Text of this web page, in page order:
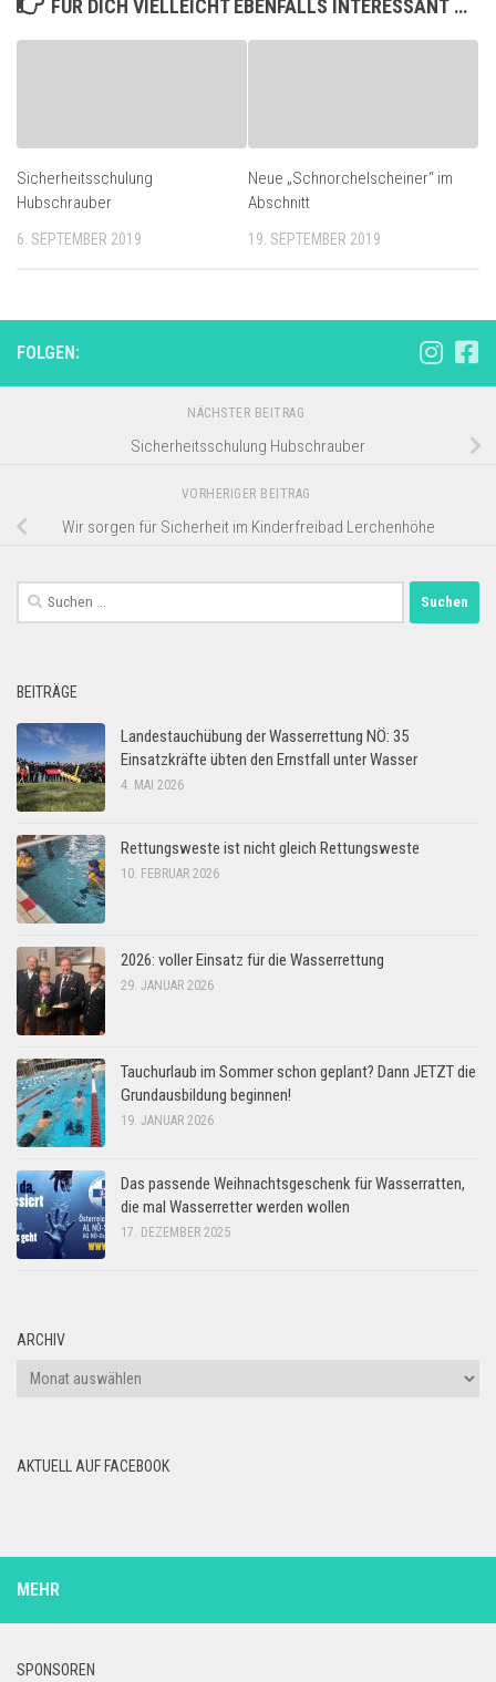
FÜR DICH VIELLEICHT EBENFALLS INTERESSANT …
Sicherheitsschulung
Hubschrauber
6. SEPTEMBER 2019
Neue „Schnorchelscheiner“ im
Abschnitt
19. SEPTEMBER 2019
FOLGEN:
NÄCHSTER BEITRAG
Sicherheitsschulung Hubschrauber
VORHERIGER BEITRAG
Wir sorgen für Sicherheit im Kinderfreibad Lerchenhöhe
Suchen
nach:
BEITRÄGE
Landestauchübung der Wasserrettung NÖ: 35
Einsatzkräfte übten den Ernstfall unter Wasser
4. MAI 2026
Rettungsweste ist nicht gleich Rettungsweste
10. FEBRUAR 2026
2026: voller Einsatz für die Wasserrettung
29. JANUAR 2026
Tauchurlaub im Sommer schon geplant? Dann JETZT die
Grundausbildung beginnen!
19. JANUAR 2026
Das passende Weihnachtsgeschenk für Wasserratten,
die mal Wasserretter werden wollen
17. DEZEMBER 2025
ARCHIV
Archiv
AKTUELL AUF FACEBOOK
MEHR
SPONSOREN